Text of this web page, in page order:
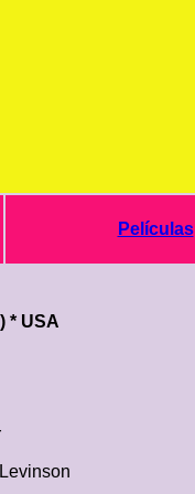
Películas
) * USA